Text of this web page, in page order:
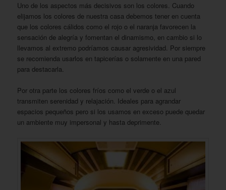
Uno de los aspectos más decisivos son los colores. Cuando
elijamos los colores de nuestra casa debemos tener en cuenta
que los colores cálidos como el rojo o el naranja favorecen la
sensación de alegría y fomentan el dinamismo, en cambio si lo
llevamos al extremo podríamos causar agresividad. Por siempre
se recomienda usarlos en tapicerías o solamente en una pared
para destacarla.
Por otra parte los colores fríos como el verde o el azul
transmiten serenidad y relajación. Ideales para agrandar
espacios pequeños pero si los usamos en exceso puede quedar
un ambiente muy impersonal y hasta deprimente.